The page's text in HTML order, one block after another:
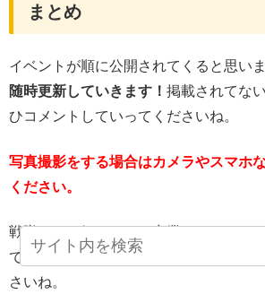
まとめ
イベントが順に公開されてくると思い
随時更新していきます！ 掲載されてな
ひコメントしていってくださいね。
写真撮影をする場合はカメラやスマホ
ください。
戦隊ものは気づいたら卒業しちゃって
での開催を見かけたらぜひ早めに連れ
さいね。